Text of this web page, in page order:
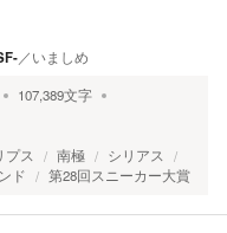
／いましめ
107,389文字
プス 南極
シリアス
ド 第28回スニーカー大賞